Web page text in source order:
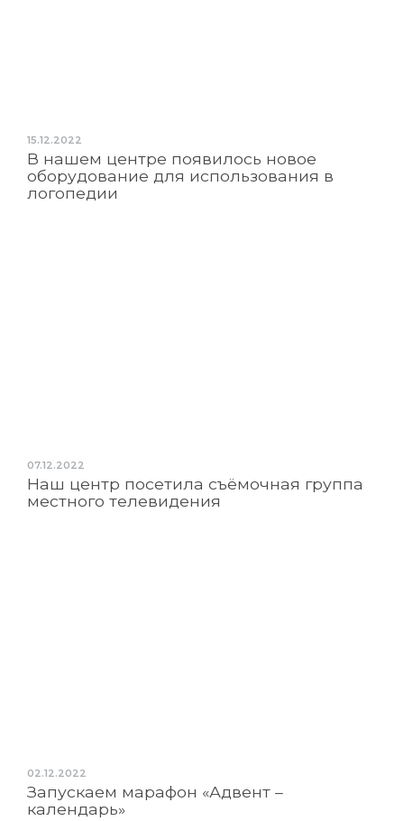
15.12.2022
В нашем центре появилось новое
оборудование для использования в
логопедии
07.12.2022
Наш центр посетила съёмочная группа
местного телевидения
02.12.2022
Запускаем марафон «Адвент –
календарь»